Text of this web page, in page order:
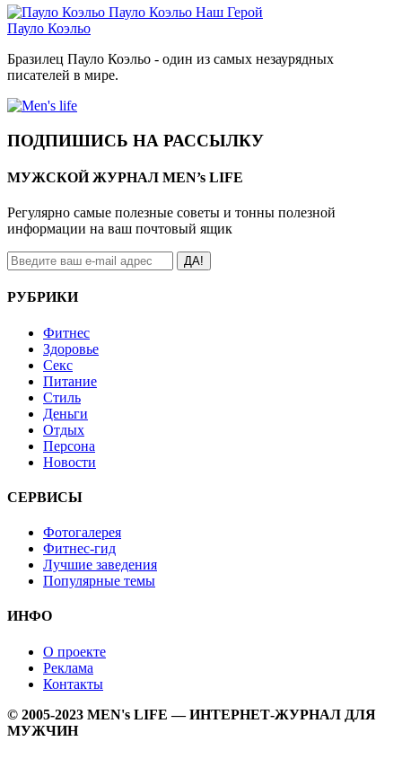
Пауло Коэльо Наш Герой
Пауло Коэльо
Бразилец Пауло Коэльо - один из самых незаурядных
писателей в мире.
ПОДПИШИСЬ НА РАССЫЛКУ
МУЖСКОЙ ЖУРНАЛ MEN’s LIFE
Регулярно самые полезные советы и тонны полезной
информации на ваш почтовый ящик
ДА!
РУБРИКИ
Фитнес
Здоровье
Секс
Питание
Стиль
Деньги
Отдых
Персона
Новости
СЕРВИСЫ
Фотогалерея
Фитнес-гид
Лучшие заведения
Популярные темы
ИНФО
О проекте
Реклама
Контакты
© 2005-2023 MEN's LIFE — ИНТЕРНЕТ-ЖУРНАЛ ДЛЯ
МУЖЧИН